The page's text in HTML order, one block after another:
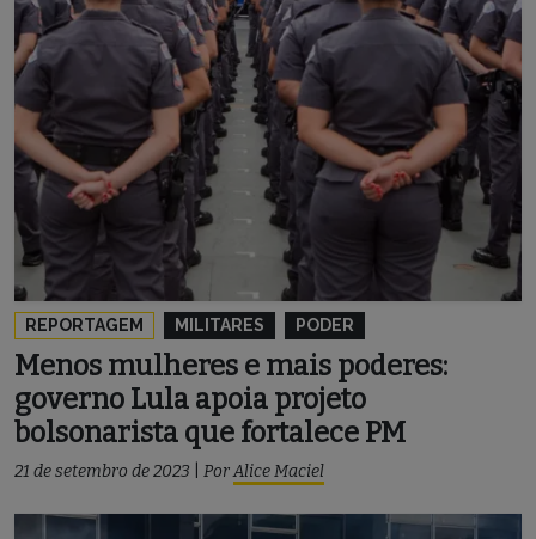
REPORTAGEM MILITARES PODER
Menos mulheres e mais poderes:
governo Lula apoia projeto
bolsonarista que fortalece PM
21 de setembro de 2023 PorAlice Maciel